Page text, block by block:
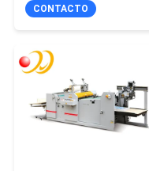
(configuración
CONTACTO